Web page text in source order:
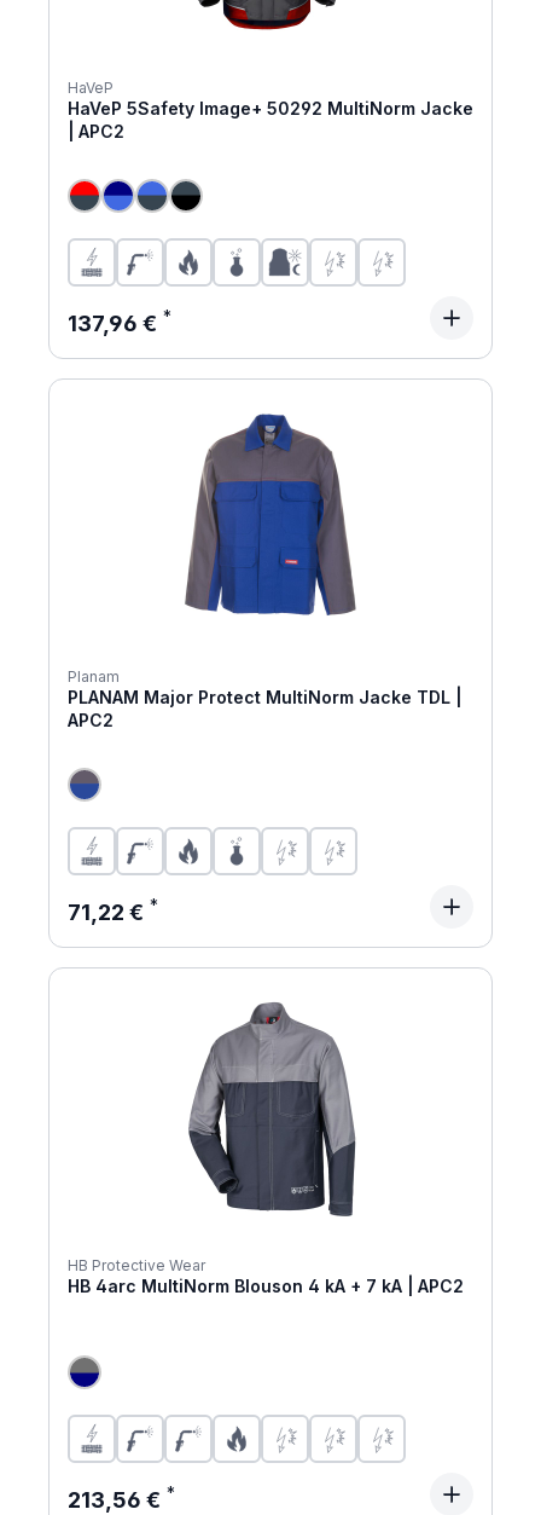
HaVeP
HaVeP 5Safety Image+ 50292 MultiNorm Jacke
| APC2
Regulärer Preis:
137,96 €
Planam
PLANAM Major Protect MultiNorm Jacke TDL |
APC2
Regulärer Preis:
71,22 €
HB Protective Wear
HB 4arc MultiNorm Blouson 4 kA + 7 kA | APC2
Regulärer Preis:
213,56 €